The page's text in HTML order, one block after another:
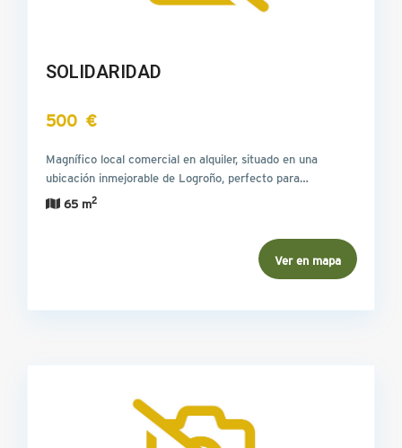
SOLIDARIDAD
500 €
Magnífico local comercial en alquiler, situado en una
ubicación inmejorable de Logroño, perfecto para…
65 m2
Ver en mapa